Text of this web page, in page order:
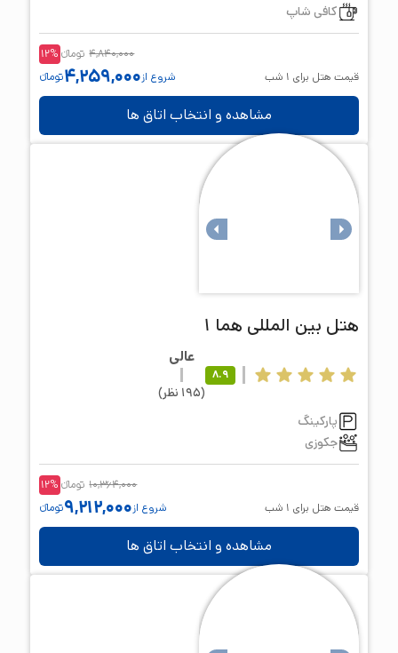
کافی شاپ
4,840,000 تومانء 12%
قیمت هتل برای 1 شب شروع از4,259,000تومانء
مشاهده و انتخاب اتاق ها
هتل بین المللی هما 1
8.9
عالی
(
195 نظر)
پارکینگ
جکوزی
10,364,000 تومانء 12%
قیمت هتل برای 1 شب شروع از9,212,000تومانء
مشاهده و انتخاب اتاق ها